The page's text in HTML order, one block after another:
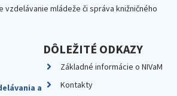
vzdelávanie mládeže či správa knižničného
a
DÔLEŽITÉ ODKAZY
Základné informácie o NIVaM
Kontakty